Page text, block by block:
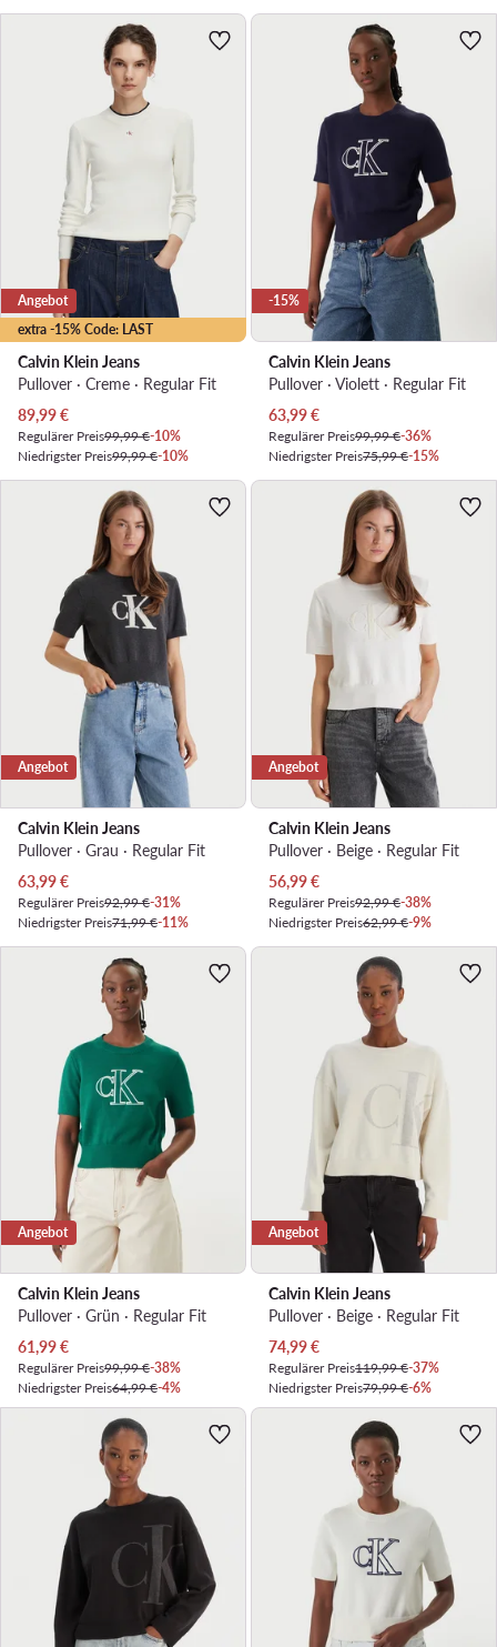
extra -15% Code: LAST
Angebot
Calvin Klein Jeans
Pullover · Creme · Regular Fit
Aktueller Preis
89,99€
Regulärer Preis99,99 €-10%
Niedrigster Preis99,99 €-10%
-15%
Calvin Klein Jeans
Pullover · Violett · Regular Fit
Aktueller Preis
63,99€
Regulärer Preis99,99 €-36%
Niedrigster Preis75,99 €-15%
Angebot
Calvin Klein Jeans
Pullover · Grau · Regular Fit
Aktueller Preis
63,99€
Regulärer Preis92,99 €-31%
Niedrigster Preis71,99 €-11%
Angebot
Calvin Klein Jeans
Pullover · Beige · Regular Fit
Aktueller Preis
56,99€
Regulärer Preis92,99 €-38%
Niedrigster Preis62,99 €-9%
Angebot
Calvin Klein Jeans
Pullover · Grün · Regular Fit
Aktueller Preis
61,99€
Regulärer Preis99,99 €-38%
Niedrigster Preis64,99 €-4%
Angebot
Calvin Klein Jeans
Pullover · Beige · Regular Fit
Aktueller Preis
74,99€
Regulärer Preis119,99 €-37%
Niedrigster Preis79,99 €-6%